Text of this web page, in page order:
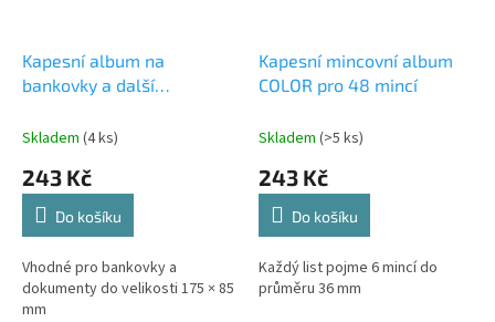
Kapesní album na
bankovky a další
Skladem (4 ks)
243 Kč
Do košíku
Vhodné pro bankovky a
dokumenty do velikosti 175 × 85
mm
Kapesní mincovní album
COLOR pro 48 mincí
Skladem (>5 ks)
243 Kč
Do košíku
Každý list pojme 6 mincí do
průměru 36 mm